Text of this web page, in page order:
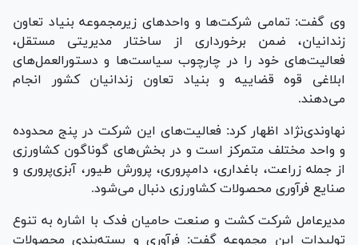
وی گفت: تمامی شرکت‌ها و واحد‌های زیرمجموعه بنیاد تعاون
زندانیان، ضمن برخورداری از ساختار مدیریتی مستقل،
فعالیت‌های خود را در چارچوب سیاست‌ها و دستورالعمل‌های
ابلاغی قوه قضاییه و بنیاد تعاون زندانیان کشور انجام
می‌دهند.
نهاوندی‌نژاد اظهار کرد: فعالیت‌های این شرکت در پنج محدوده
و واحد مختلف متمرکز است و در بخش‌های گوناگون کشاورزی
از جمله زراعت، باغداری، دامپروری، پرورش طیور، آبزی‌پروری و
صنایع فرآوری محصولات کشاورزی دنبال می‌شود.
مدیرعامل شرکت کشت و صنعت حامیان فدک با اشاره به تنوع
تولیدات این مجموعه گفت: فرآوری و بسته‌بندی محصولات